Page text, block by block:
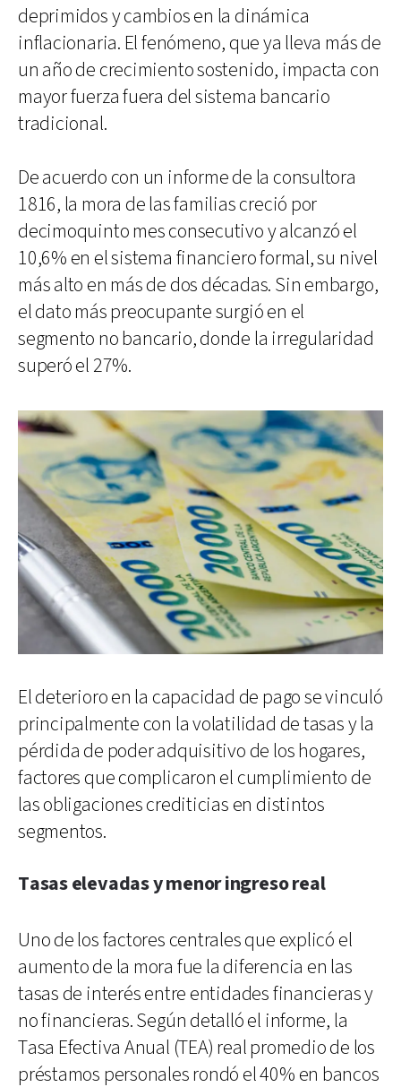
deprimidos y cambios en la dinámica
inflacionaria. El fenómeno, que ya lleva más de
un año de crecimiento sostenido, impacta con
mayor fuerza fuera del sistema bancario
tradicional.
De acuerdo con un informe de la consultora
1816, la mora de las familias creció por
decimoquinto mes consecutivo y alcanzó el
10,6% en el sistema financiero formal, su nivel
más alto en más de dos décadas. Sin embargo,
el dato más preocupante surgió en el
segmento no bancario, donde la irregularidad
superó el 27%.
El deterioro en la capacidad de pago se vinculó
principalmente con la volatilidad de tasas y la
pérdida de poder adquisitivo de los hogares,
factores que complicaron el cumplimiento de
las obligaciones crediticias en distintos
segmentos.
Tasas elevadas y menor ingreso real
Uno de los factores centrales que explicó el
aumento de la mora fue la diferencia en las
tasas de interés entre entidades financieras y
no financieras. Según detalló el informe, la
Tasa Efectiva Anual (TEA) real promedio de los
préstamos personales rondó el 40% en bancos